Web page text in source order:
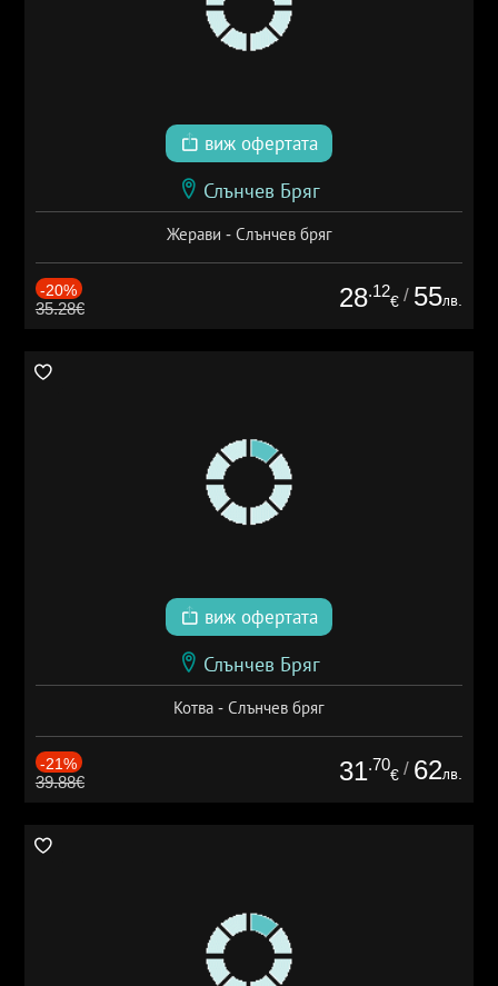
виж офертата
Слънчев Бряг
Жерави - Слънчев бряг
-20%
35.28€ 28.12
€ / 55лв.
виж офертата
Слънчев Бряг
Котва - Слънчев бряг
-21%
39.88€ 31.70
€ / 62лв.